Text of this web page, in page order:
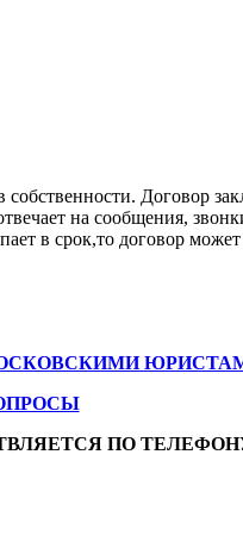
Договор
на сообщения,
в срок,то договор
ПО